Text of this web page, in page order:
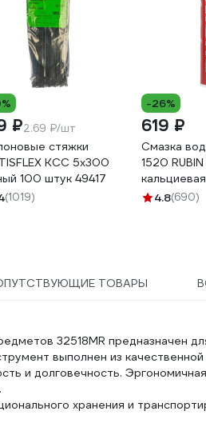
₽2.69 ₽/шт
стяжки
КСС 5х300
100 штук 49417
(1019)
-26%
619 ₽
Смазка
1520
картридж
4.8(690)
ТОВАРЫ
32518MR предназначен
выполнен из
и долговечность. Эргономичная
хранения и